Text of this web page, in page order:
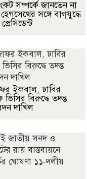
সম্পর্কে জানতেন না
হেগসেথের সঙ্গে বাগ্‌যুদ্ধে
ইকবাল, ঢাবির
ভিসির বিরুদ্ধে তদন্ত
দাখিল